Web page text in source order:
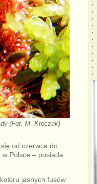
(Fot. M. Kroczek)
od czerwca do
Polsce – posiada
jasnych fusów